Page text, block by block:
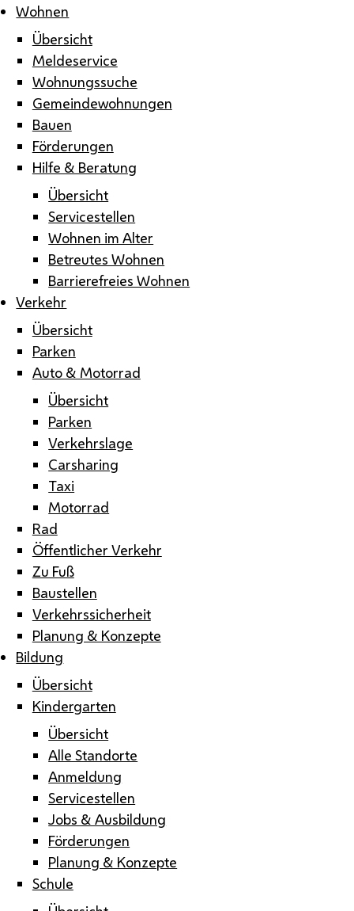
Wohnen
Übersicht
Meldeservice
Wohnungssuche
Gemeindewohnungen
Bauen
Förderungen
Hilfe & Beratung
Übersicht
Servicestellen
Wohnen im Alter
Betreutes Wohnen
Barrierefreies Wohnen
Verkehr
Übersicht
Parken
Auto & Motorrad
Übersicht
Parken
Verkehrslage
Carsharing
Taxi
Motorrad
Rad
Öffentlicher Verkehr
Zu Fuß
Baustellen
Verkehrssicherheit
Planung & Konzepte
Bildung
Übersicht
Kindergarten
Übersicht
Alle Standorte
Anmeldung
Servicestellen
Jobs & Ausbildung
Förderungen
Planung & Konzepte
Schule